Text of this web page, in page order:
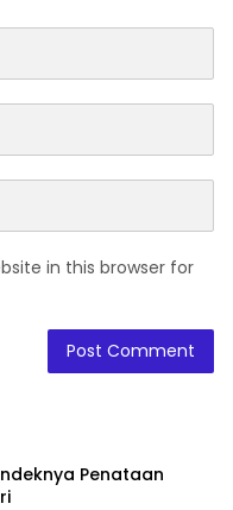
in this browser for
Penataan